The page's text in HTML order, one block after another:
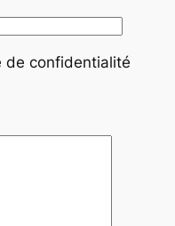
de confidentialité